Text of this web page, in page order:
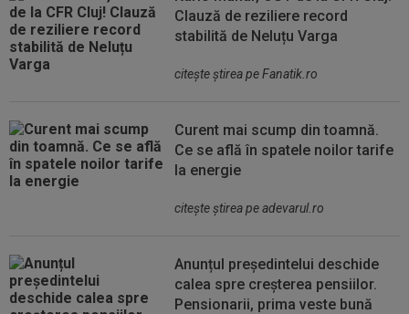
Clauză de reziliere record
stabilită de Neluțu Varga
citeşte ştirea pe Fanatik.ro
Curent mai scump din toamnă.
Ce se află în spatele noilor tarife
la energie
citeşte ştirea pe adevarul.ro
Anunțul președintelui deschide
calea spre creșterea pensiilor.
Pensionarii, prima veste bună